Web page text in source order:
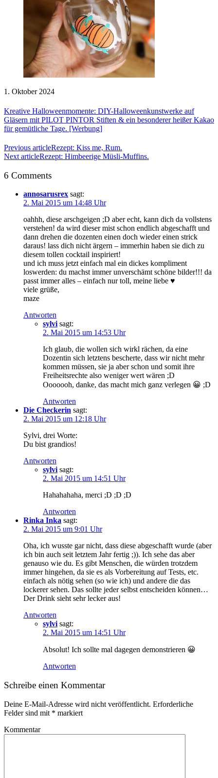
1. Oktober 2024
Kreative Halloweenmomente: DIY-Halloweenkunstwerke auf
Gläsern mit PILOT PINTOR Stiften & ein besonderer heißer Kakao
für gemütliche Tage. [Werbung]
Previous articleRezept: Kiss me, Rum.
Next articleRezept: Himbeerige Müsli-Muffins.
6 Comments
annosarusrex sagt:
2. Mai 2015 um 14:48 Uhr
oahhh, diese arschgeigen ;D aber echt, kann dich da vollstens
verstehen! da wird dieser mist schon endlich abgeschafft und
dann drehen die dozenten einen doch wieder einen strick
daraus! lass dich nicht ärgern – immerhin haben sie dich zu
diesem tollen cocktail inspiriert!
und ich muss jetzt einfach mal ein dickes kompliment
loswerden: du machst immer unverschämt schöne bilder!!! da
passt immer alles – einfach nur toll, meine liebe ♥
viele grüße,
maze
Antworten
sylvi sagt:
2. Mai 2015 um 14:53 Uhr
Ich glaub, die wollen sich wirkl rächen, da eine
Dozentin sich letztens bescherte, dass wir nicht mehr
kommen müssen, sie ja aber schon und somit ihre
Freiheitsrechte also weniger wert wären ;D
Ooooooh, danke, das macht mich ganz verlegen 😀 ;D
Antworten
Die Checkerin sagt:
2. Mai 2015 um 12:18 Uhr
Sylvi, drei Worte:
Du bist grandios!
Antworten
sylvi sagt:
2. Mai 2015 um 14:51 Uhr
Hahahahaha, merci ;D ;D ;D
Antworten
Rinka Inka sagt:
2. Mai 2015 um 9:01 Uhr
Oha, ich wusste gar nicht, dass diese abgeschafft wurde (aber
ich bin auch seit letztem Jahr fertig ;)). Ich sehe das aber
genauso wie du. Es gibt Menschen, die würden trotzdem
immer hingehen, da sie es als Vorbereitung auf Tests, etc.
einfach als nötig sehen (so wie ich) und andere die das
lockerer sehen. Das sollte jeder selbst entscheiden können…
Der Drink sieht sehr lecker aus!
Antworten
sylvi sagt:
2. Mai 2015 um 14:51 Uhr
Absolut! Ich sollte mal dagegen demonstrieren 😀
Antworten
Schreibe einen Kommentar
Deine E-Mail-Adresse wird nicht veröffentlicht. Erforderliche
Felder sind mit * markiert
Kommentar